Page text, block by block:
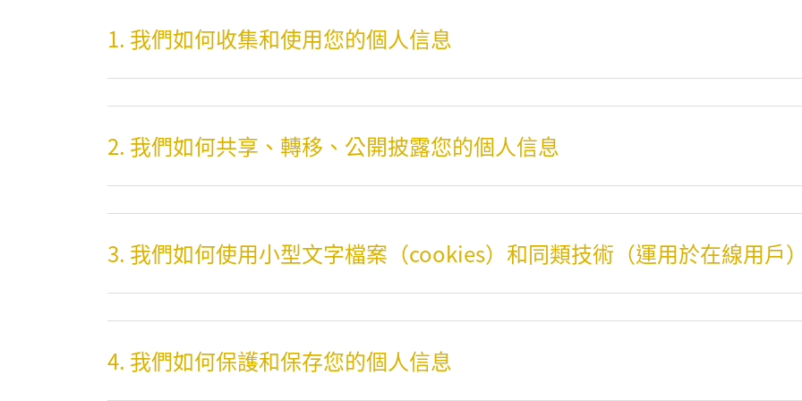
1. 我們如何收集和使用您的個人信息
2. 我們如何共享、轉移、公開披露您的個人信息
3. 我們如何使用小型文字檔案（cookies）和同類技術（運用於在線用戶
4. 我們如何保護和保存您的個人信息